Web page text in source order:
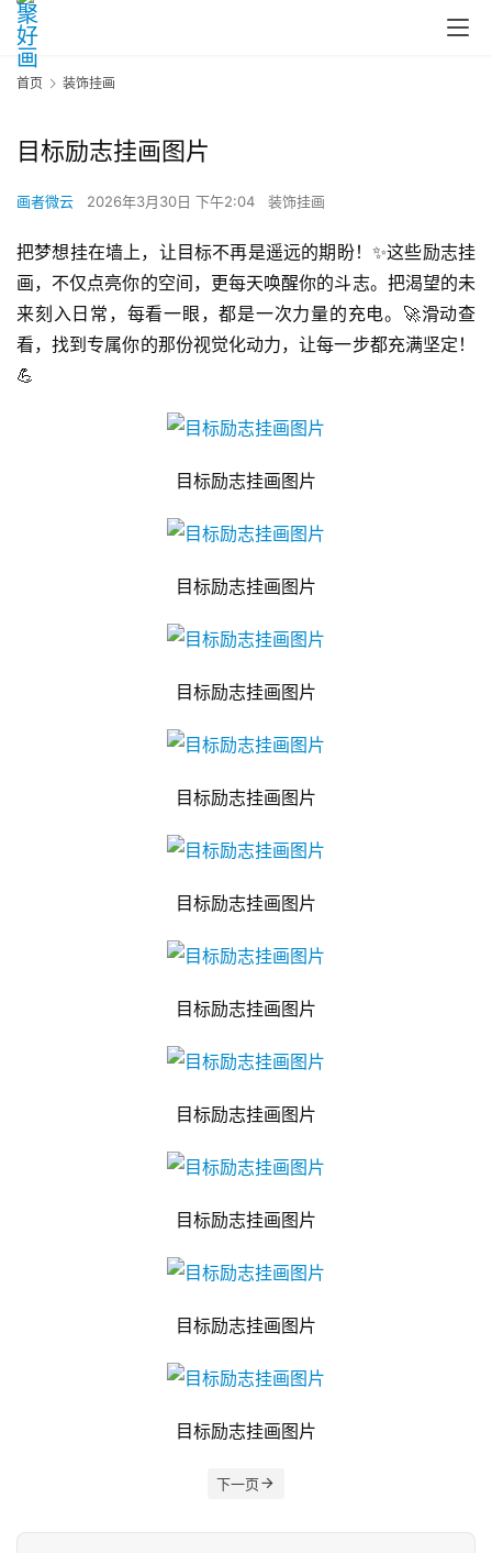
首页 装饰挂画
目标励志挂画图片
画者微云 2026年3月30日 下午2:04 装饰挂画
把梦想挂在墙上，让目标不再是遥远的期盼！✨这些励志挂
画，不仅点亮你的空间，更每天唤醒你的斗志。把渴望的未
来刻入日常，每看一眼，都是一次力量的充电。🚀滑动查
看，找到专属你的那份视觉化动力，让每一步都充满坚定！
💪
目标励志挂画图片
目标励志挂画图片
目标励志挂画图片
目标励志挂画图片
目标励志挂画图片
目标励志挂画图片
目标励志挂画图片
目标励志挂画图片
目标励志挂画图片
目标励志挂画图片
下一页